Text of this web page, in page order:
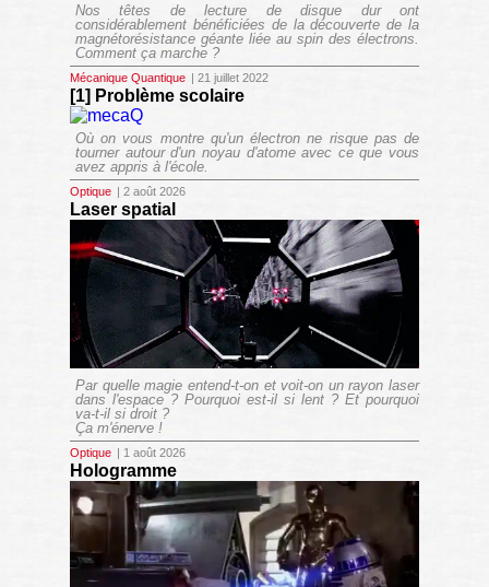
Nos têtes de lecture de disque dur ont
considérablement bénéficiées de la découverte de la
magnétorésistance géante liée au spin des électrons.
Comment ça marche ?
Mécanique Quantique | 21 juillet 2022
[1] Problème scolaire
Où on vous montre qu'un électron ne risque pas de
tourner autour d'un noyau d'atome avec ce que vous
avez appris à l'école.
Optique | 2 août 2026
Laser spatial
Par quelle magie entend-t-on et voit-on un rayon laser
dans l'espace ? Pourquoi est-il si lent ? Et pourquoi
va-t-il si droit ?
Ça m'énerve !
Optique | 1 août 2026
Hologramme